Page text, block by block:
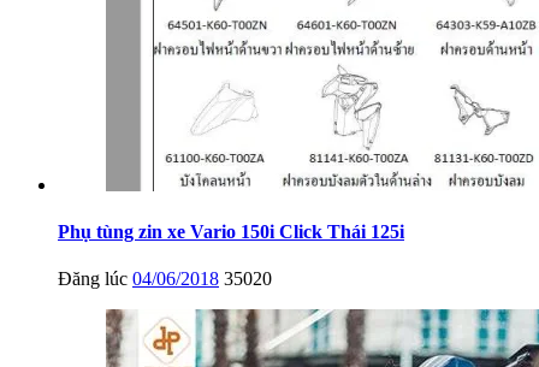
Phụ tùng zin xe Vario 150i Click Thái 125i
Đăng lúc 04/06/2018 35020